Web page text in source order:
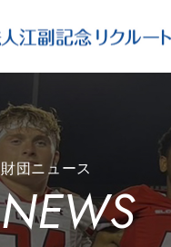
財団ニュース
NEWS